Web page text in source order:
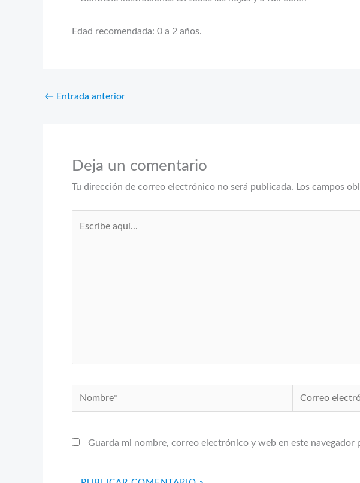
Edad recomendada: 0 a 2 años.
← Entrada anterior
Deja un comentario
Tu dirección de correo electrónico no será publicada. Los campos
Nombre*
Correo
electrónico*
Guarda mi nombre, correo electrónico y web en este navegador